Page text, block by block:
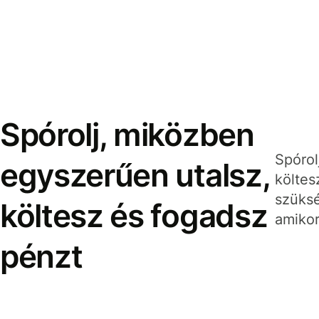
Spórolj, miközben
egyszerűen utalsz,
költesz és fogadsz
pénzt